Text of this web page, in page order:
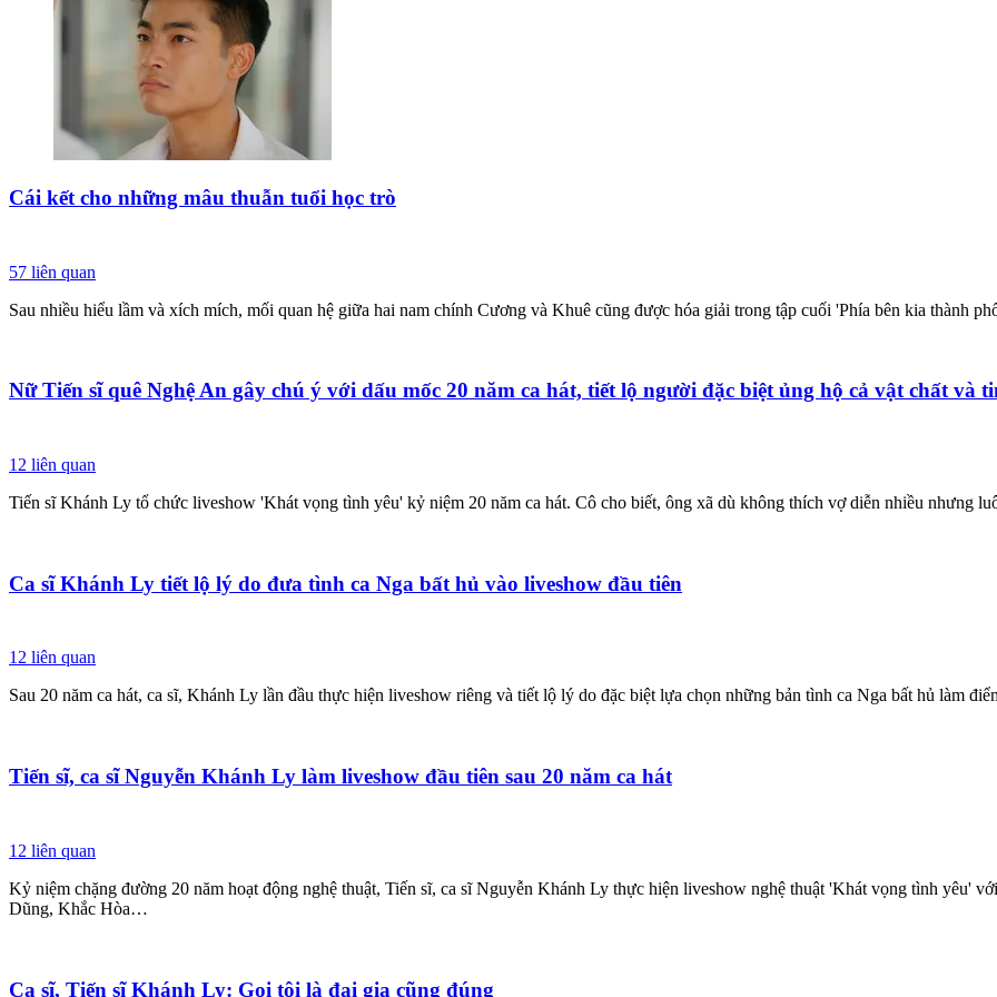
Cái kết cho những mâu thuẫn tuổi học trò
57 liên quan
Sau nhiều hiểu lầm và xích mích, mối quan hệ giữa hai nam chính Cương và Khuê cũng được hóa giải trong tập cuối 'Phía bên kia thành
Nữ Tiến sĩ quê Nghệ An gây chú ý với dấu mốc 20 năm ca hát, tiết lộ người đặc biệt ủng hộ cả vật chất và
12 liên quan
Tiến sĩ Khánh Ly tổ chức liveshow 'Khát vọng tình yêu' kỷ niệm 20 năm ca hát. Cô cho biết, ông xã dù không thích vợ diễn nhiều nhưng
Ca sĩ Khánh Ly tiết lộ lý do đưa tình ca Nga bất hủ vào liveshow đầu tiên
12 liên quan
Sau 20 năm ca hát, ca sĩ, Khánh Ly lần đầu thực hiện liveshow riêng và tiết lộ lý do đặc biệt lựa chọn những bản tình ca Nga bất hủ làm
Tiến sĩ, ca sĩ Nguyễn Khánh Ly làm liveshow đầu tiên sau 20 năm ca hát
12 liên quan
Kỷ niệm chặng đường 20 năm hoạt động nghệ thuật, Tiến sĩ, ca sĩ Nguyễn Khánh Ly thực hiện liveshow nghệ thuật 'Khát vọng tình yêu'
Dũng, Khắc Hòa…
Ca sĩ, Tiến sĩ Khánh Ly: Gọi tôi là đại gia cũng đúng